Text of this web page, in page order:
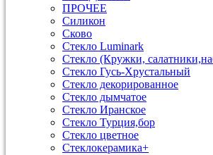
ПРОЧЕЕ
Силикон
Сково
Стекло Luminark
Стекло (Кружки,
Стекло Гусь-Хрустальный
Стекло декорированное
Стекло дымчатое
Стекло Иранское
Стекло Турция,бор
Стекло цветное
Стеклокерамика+